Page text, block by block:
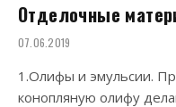
Отделочные
07.06.2019
1.Олифы и эмульсии.
конопляную олифу